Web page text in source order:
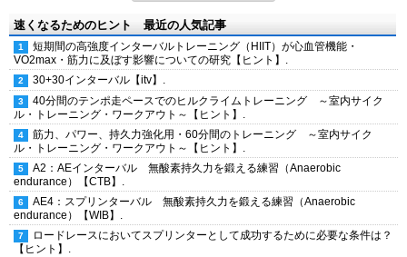
速くなるためのヒント 最近の人気記事
短期間の高強度インターバルトレーニング（HIIT）が心血管機能・
VO2max・筋力に及ぼす影響についての研究【ヒント】.
30+30インターバル【itv】.
40分間のテンポ走ペースでのヒルクライムトレーニング ～室内サイク
ル・トレーニング・ワークアウト～【ヒント】.
筋力、パワー、持久力強化用・60分間のトレーニング ～室内サイク
ル・トレーニング・ワークアウト～【ヒント】.
A2：AEインターバル 無酸素持久力を鍛える練習（Anaerobic
endurance）【CTB】.
AE4：スプリンターバル 無酸素持久力を鍛える練習（Anaerobic
endurance）【WIB】.
ロードレースにおいてスプリンターとして成功するために必要な条件は？
【ヒント】.